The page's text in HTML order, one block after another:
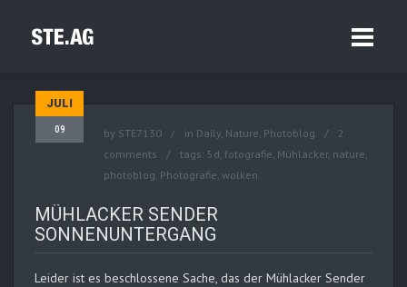
JULI
09 by STE7130 in Daily, Nature, Photoblog
2
comments
tags: 5d, fotografie, Mühlacker, nature,
photoblog, Photografie, wolken
MÜHLACKER SENDER
SONNENUNTERGANG
Leider ist es beschlossene Sache, das der Mühlacker Sender